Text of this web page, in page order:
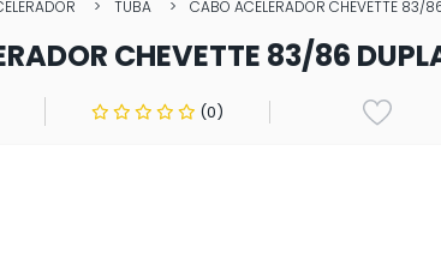
TUBA CABO ACELERADOR CHEVETTE 83/
CHEVETTE 83/86
(0)